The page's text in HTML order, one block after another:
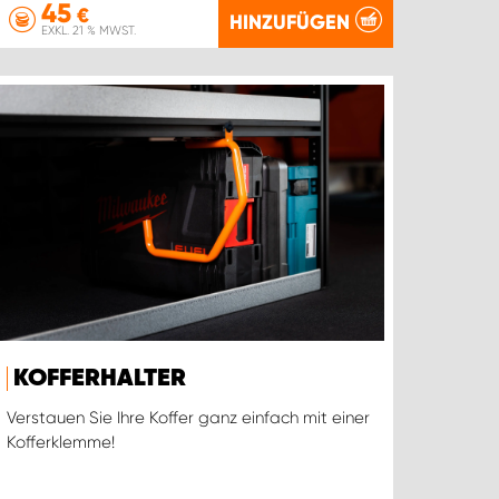
45 €
EXKL. 21 % MWST. HINZUFÜGEN
KOFFERHALTER
Verstauen Sie Ihre Koffer ganz einfach mit einer
Kofferklemme!